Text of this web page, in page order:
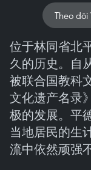
Theo dõi
位于林同省北
久的历史。自
被联合国教科
文化遗产名录
极的发展。平
当地居民的生
流中依然顽强